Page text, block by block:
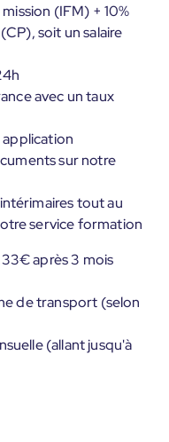
(IFM) + 10%
soit un salaire
avec un taux
application
sur notre
tout au
service formation
après 3 mois
de transport (selon
(allant jusqu'à